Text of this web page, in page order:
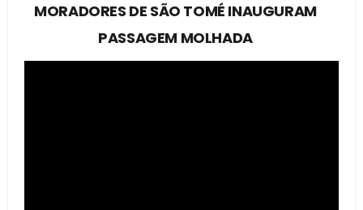
MORADORES DE SÃO TOMÉ INAUGURAM
PASSAGEM MOLHADA